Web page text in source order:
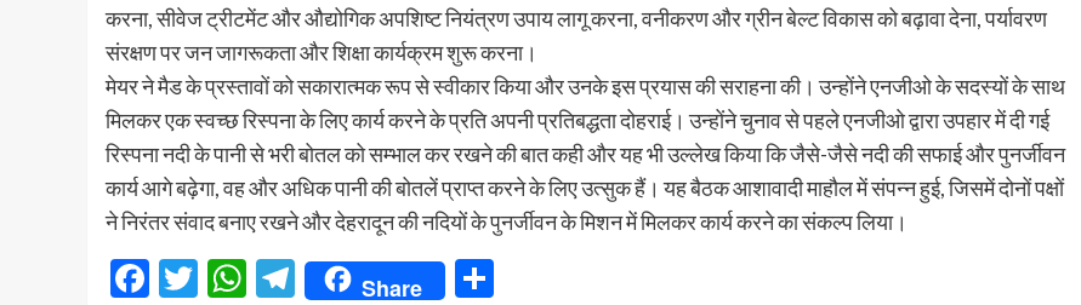
करना, सीवेज ट्रीटमेंट और औद्योगिक अपशिष्ट नियंत्रण उपाय लागू करना, वनीकरण और ग्रीन बेल्ट विकास को बढ़ावा देना, पर्यावरण
संरक्षण पर जन जागरूकता और शिक्षा कार्यक्रम शुरू करना।
मेयर ने मैड के प्रस्तावों को सकारात्मक रूप से स्वीकार किया और उनके इस प्रयास की सराहना की। उन्होंने एनजीओ के सदस्यों के साथ
मिलकर एक स्वच्छ रिस्पना के लिए कार्य करने के प्रति अपनी प्रतिबद्धता दोहराई। उन्होंने चुनाव से पहले एनजीओ द्वारा उपहार में दी गई
रिस्पना नदी के पानी से भरी बोतल को सम्भाल कर रखने की बात कही और यह भी उल्लेख किया कि जैसे-जैसे नदी की सफाई और पुनर्जीवन
कार्य आगे बढ़ेगा, वह और अधिक पानी की बोतलें प्राप्त करने के लिए उत्सुक हैं। यह बैठक आशावादी माहौल में संपन्न हुई, जिसमें दोनों पक्षों
ने निरंतर संवाद बनाए रखने और देहरादून की नदियों के पुनर्जीवन के मिशन में मिलकर कार्य करने का संकल्प लिया।
Facebook
Twitter
WhatsApp
Telegram
Share